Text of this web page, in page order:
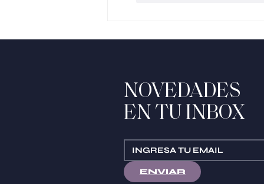
NOVEDADES
EN TU INBOX
ENVIAR